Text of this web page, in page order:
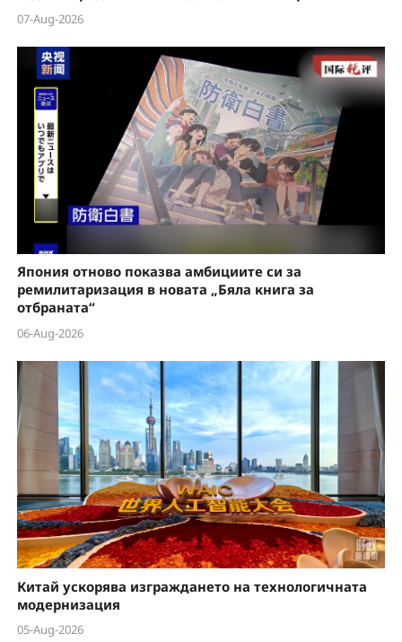
07-Aug-2026
Япония отново показва амбициите си за
ремилитаризация в новата „Бяла книга за
отбраната“
06-Aug-2026
Китай ускорява изграждането на технологичната
модернизация
05-Aug-2026